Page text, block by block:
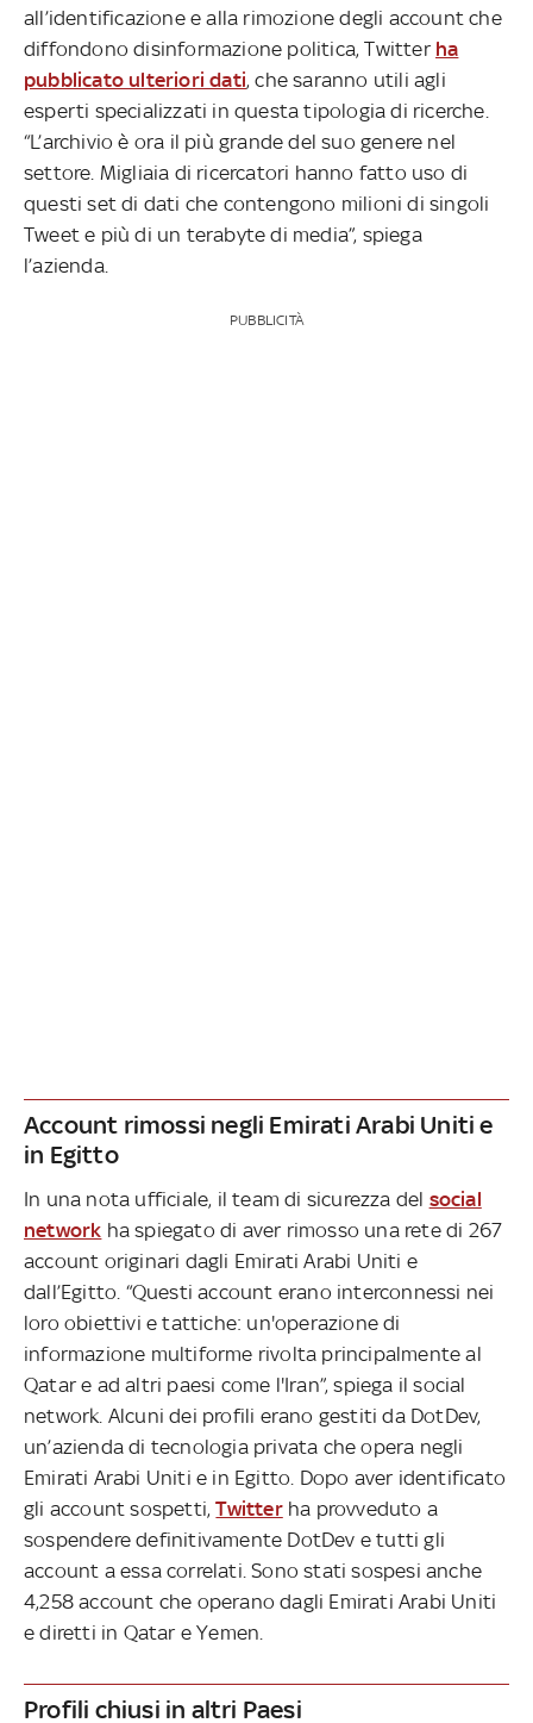
all’identificazione e alla rimozione degli account che
diffondono disinformazione politica, Twitter ha
pubblicato ulteriori dati, che saranno utili agli
esperti specializzati in questa tipologia di ricerche.
“L’archivio è ora il più grande del suo genere nel
settore. Migliaia di ricercatori hanno fatto uso di
questi set di dati che contengono milioni di singoli
Tweet e più di un terabyte di media”, spiega
l’azienda.
PUBBLICITÀ
Account rimossi negli Emirati Arabi Uniti e
in Egitto
In una nota ufficiale, il team di sicurezza del social
network ha spiegato di aver rimosso una rete di 267
account originari dagli Emirati Arabi Uniti e
dall’Egitto. “Questi account erano interconnessi nei
loro obiettivi e tattiche: un'operazione di
informazione multiforme rivolta principalmente al
Qatar e ad altri paesi come l'Iran”, spiega il social
network. Alcuni dei profili erano gestiti da DotDev,
un’azienda di tecnologia privata che opera negli
Emirati Arabi Uniti e in Egitto. Dopo aver identificato
gli account sospetti,Twitterha provveduto a
sospendere definitivamente DotDev e tutti gli
account a essa correlati. Sono stati sospesi anche
4,258 account che operano dagli Emirati Arabi Uniti
e diretti in Qatar e Yemen.
Profili chiusi in altri Paesi